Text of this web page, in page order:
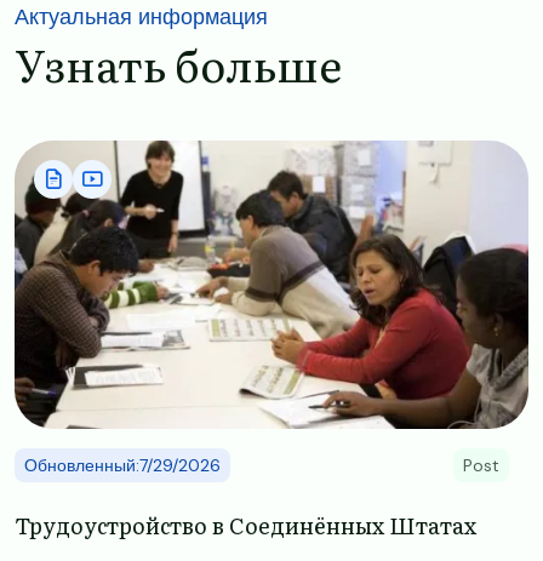
Актуальная информация
Узнать больше
Image
Обновленный:7/29/2026 Post
Трудоустройство в Соединённых Штатах